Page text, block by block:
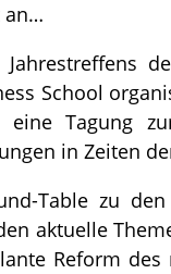
an…
School
Tagung
in Zeiten
Table zu
aktuelle
Reform des